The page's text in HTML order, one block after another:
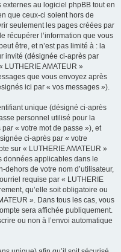
au logiciel phpBB tout en
que ceux-ci soient hors de
seulement les pages créées par
récupérer l’information que vous
être, et n’est pas limité à : la
invité (désignée ci-après par
LUTHERIE AMATEUR »
que vous envoyez après
ici par « vos messages »).
unique (désigné ci-après
personnel utilisé pour la
« votre mot de passe »), et
ci-après par « votre
sur « LUTHERIE AMATEUR »
données applicables dans le
dehors de votre nom d’utilisateur,
requise par « LUTHERIE
qu’elle soit obligatoire ou
». Dans tous les cas, vous
sera affichée publiquement.
ou non à l’envoi automatique